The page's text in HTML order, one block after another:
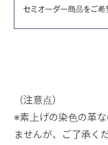
（注意点）
※素上げの染色の革
ませんが、ご了承く